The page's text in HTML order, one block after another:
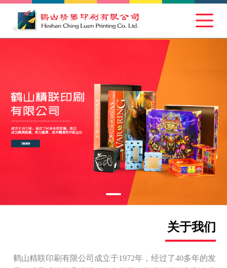
关于我们
鹤山精联印刷有限公司成立于1972年，经过了40多年的发